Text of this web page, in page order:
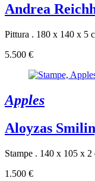
Andrea
Pittura . 180 x 140 x 5
5.500 €
Apples
Aloyzas
Stampe . 140 x 105 x 2
1.500 €